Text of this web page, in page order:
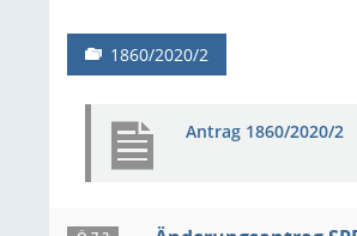
1860/2020/2
Antrag 1860/2020/2